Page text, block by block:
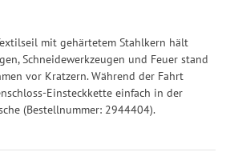
mit gehärtetem Stahlkern hält
Schneidewerkzeugen und Feuer stand
vor Kratzern. Während der Fahrt
Einsteckkette einfach in der
(Bestellnummer: 2944404).